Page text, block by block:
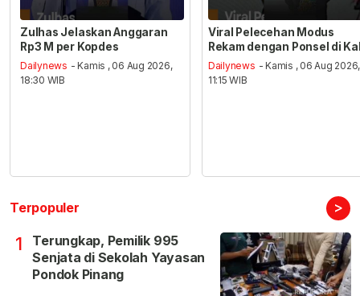
Zulhas Jelaskan Anggaran
Rp3 M per Kopdes
Dailynews - Kamis , 06 Aug 2026,
18:30 WIB
Viral Pelecehan Modus
Rekam dengan Ponsel di
Dailynews - Kamis , 06 Aug 2026,
11:15 WIB
Terpopuler >
1
Terungkap, Pemilik 995
Senjata di Sekolah Yayasan
Pondok Pinang